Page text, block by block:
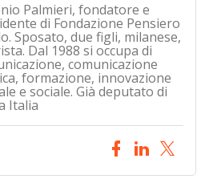
Palmieri, fondatore e
di Fondazione Pensiero
Sposato, due figli, milanese,
Dal 1988 si occupa di
comunicazione
formazione, innovazione
e sociale. Già deputato di
Italia